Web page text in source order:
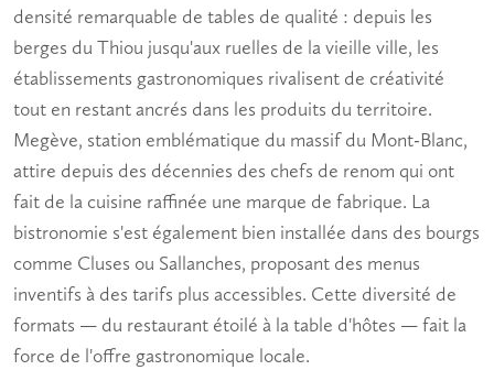
densité remarquable de tables de qualité : depuis les
berges du Thiou jusqu'aux ruelles de la vieille ville, les
établissements gastronomiques rivalisent de créativité
tout en restant ancrés dans les produits du territoire.
Megève, station emblématique du massif du Mont-Blanc,
attire depuis des décennies des chefs de renom qui ont
fait de la cuisine raffinée une marque de fabrique. La
bistronomie s'est également bien installée dans des bourgs
comme Cluses ou Sallanches, proposant des menus
inventifs à des tarifs plus accessibles. Cette diversité de
formats — du restaurant étoilé à la table d'hôtes — fait la
force de l'offre gastronomique locale.